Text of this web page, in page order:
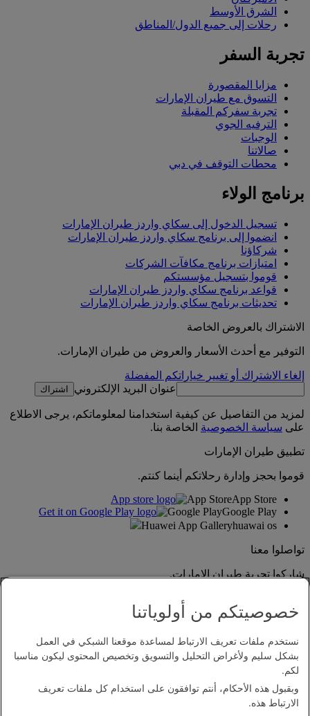
الشرق الأوسط
رحلات إلى جميع الدول/المناطق
تجربة السفر
مزايا المقصورة
التسوق مع طيران الإمارات
تجربة سفركم المقبلة
الترفيه الجوي
الوجبات
صالاتنا
محطات التوقف في دبي
برنامج الولاء
تسجيل الدخول إلى سكاي واردز طيران الإمارات
انضموا إلى برنامج سكاي واردز طيران الإمارات
شركاؤنا
امتيازات برنامج مكافآت الشركات
قوموا بتسجيل مؤسستكم
قواعد برنامج سكاي واردز طيران الإمارات
تحديثات برنامج سكاي واردز طيران الإمارات
الاشتراك بالعروض الخاصة
التوفير مع أحدث الأسعار والعروض من طيران الإمارات.
إلغاء الاشتراك أو تغيير خياراتكم المفضلة
عنوان البريد الإلكتروني
اشتراك
لمزيد من التفاصيل عن كيفية استخدامنا لمعلوماتكم، يرجى الاطلاع
على سياسة الخصوصية الخاصة بنا.
تطبيق طيران الإمارات
قوموا بحجز وإدارة رحلاتكم أينما كنتم.
App StoreApp Store
Google PlayGoogle Play
Huawei App Galleryhuawai os
تواصلوا معنا
شاركوا تجربة طيران الإمارات.
بيان إمكانية الدخول
اتصل بنا
خصوصيتكم من أولوياتنا
نستخدم ملفات تعريف الارتباط لمساعدة موقعنا الشبكي في العمل
بشكل سليم ولأغراض التحليل والتسويق وتخصيص المحتوى ليكون مناسبا
لكم.
وبقبول هذه الأحكام، أنتم توافقون على استخدام كل ملفات تعريف
الارتباط هذه.